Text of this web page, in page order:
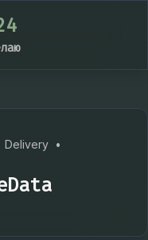
Delivery •